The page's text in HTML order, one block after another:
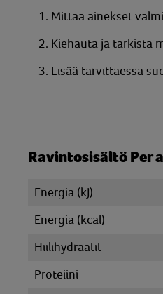
1. Mittaa ainekset
2. Kiehauta ja tarkista
3. Lisää tarvittaessa
Ravintosisältö Per
Energia (kJ)
Energia (kcal)
Hiilihydraatit
Proteiini